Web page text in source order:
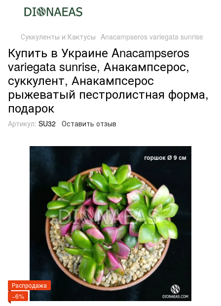
Суккуленты и Кактусы Anacampseros variegata sunrise
Купить в Украине Anacampseros
variegata sunrise, Анакампсерос,
суккулент, Анакампсерос
рыжеватый пестролистная форма,
подарок
Артикул: SU32 Оставить отзыв
Распродажа
−6%